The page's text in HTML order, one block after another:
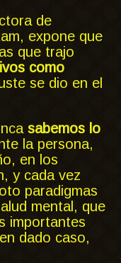
de
expone que
que trajo
como
se dio en el
sabemos lo
la persona,
en los
y cada vez
paradigmas
mental, que
importantes
dado caso,